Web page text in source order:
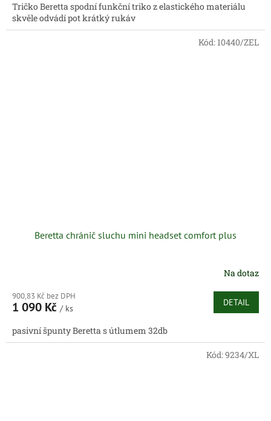
Tričko Beretta spodní funkční triko z elastického materiálu
skvěle odvádí pot krátký rukáv
Beretta chránič sluchu mini headset comfort plus
Na dotaz
900,83 Kč bez DPH
1 090 Kč / ks
DETAIL
pasivní špunty Beretta s útlumem 32db
Kód: 10440/ZEL
Kód:9234/XL